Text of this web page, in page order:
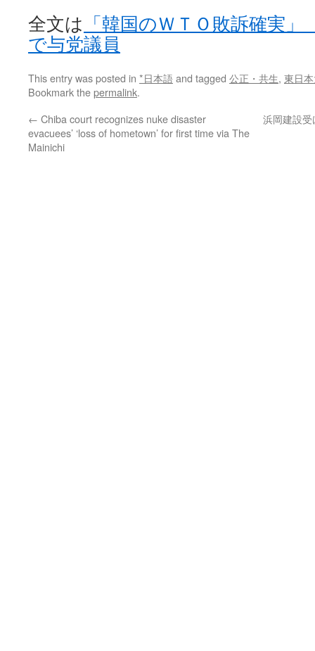
全文は 「韓国のＷＴＯ敗訴確実
で与党議員
This entry was posted in *日本語and tagged 公正・共生, 東日
Bookmark thepermalink.
← Chiba court recognizes nuke disaster
evacuees’ ‘loss of hometown’ for first time via The
Mainichi
浜岡建設